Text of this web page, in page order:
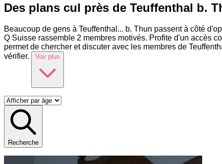
Des plans cul près de Teuffenthal b.
Beaucoup de gens à Teuffenthal ... b. Thun passent à côté
Q Suisse rassemble 2 membres motivés. Profite d'un accès
permet de chercher et discuter avec les membres de
vérifier.
Voir plus
Recherche